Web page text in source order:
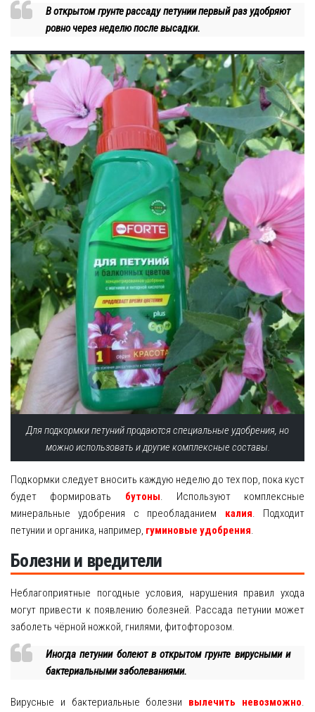
В открытом грунте рассаду петунии первый раз удобряют
ровно через неделю после высадки.
Для подкормки петуний продаются специальные удобрения, но
можно использовать и другие комплексные составы.
Подкормки следует вносить каждую неделю до тех пор, пока куст
будет формировать бутоны. Используют комплексные
минеральные удобрения с преобладанием калия. Подходит
петунии и органика, например, гуминовые удобрения.
Болезни и вредители
Неблагоприятные погодные условия, нарушения правил ухода
могут привести к появлению болезней. Рассада петунии может
заболеть чёрной ножкой, гнилями, фитофторозом.
Иногда петунии болеют в открытом грунте вирусными и
бактериальными заболеваниями.
Вирусные и бактериальные болезни вылечить невозможно.